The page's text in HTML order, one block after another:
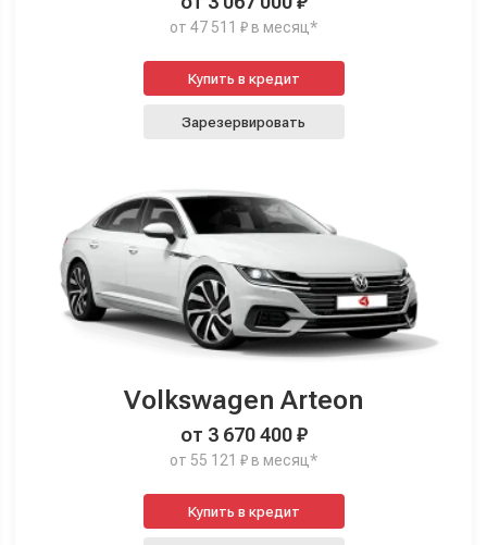
от 47 511 ₽ в месяц*
Купить в кредит
Зарезервировать
Volkswagen Arteon
от 3 670 400 ₽
от 55 121 ₽ в месяц*
Купить в кредит